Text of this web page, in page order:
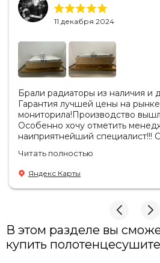
11 декабря 2024
Брали радиаторы из наличия и
Гарантия лучшей цены на рынке
мониторила!Производство
Особенно хочу отметить
наиприятнейший специалист!!!
цену. Всегда на связи, на все
Доставка на удобный день,
замечаний, только бесконечное
взаимодействия с ней. Вот
И надеюсь наши чудесные
нас без нареканий холодными
много-много лет) СПАСИБО!!!!
Читать полностью
Яндекс Карты
В этом разделе вы
купить